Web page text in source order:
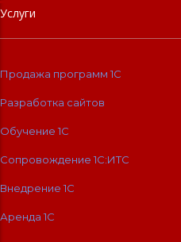
Услуги
Продажа программ 1С
Разработка сайтов
Обучение 1С
Сопровождение 1C:ИТС
Внедрение 1С
Аренда 1С